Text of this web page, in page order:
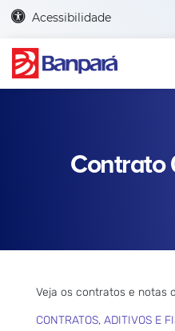
Acessibilidade
Contrato
Veja os contratos e notas
CONTRATOS, ADITIVOS E